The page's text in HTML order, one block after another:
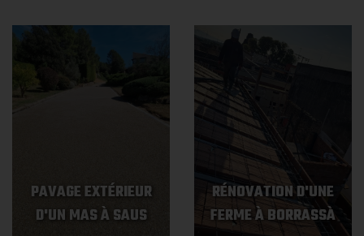
PAVAGE EXTÉRIEUR
D'UN MAS À SAUS
RÉNOVATION D'UNE
FERME À BORRASSÀ